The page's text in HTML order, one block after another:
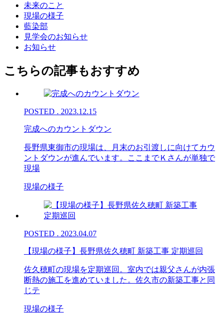
未来のこと
現場の様子
藍染部
見学会のお知らせ
お知らせ
こちらの記事もおすすめ
POSTED . 2023.12.15
完成へのカウントダウン
長野県東御市の現場は、月末のお引渡しに向けてカウ
ントダウンが進んでいます。ここまでＫさんが単独で
現場
現場の様子
POSTED . 2023.04.07
【現場の様子】長野県佐久穂町 新築工事 定期巡回
佐久穂町の現場を定期巡回。室内では親父さんが内張
断熱の施工を進めていました。佐久市の新築工事と同
じテ
現場の様子